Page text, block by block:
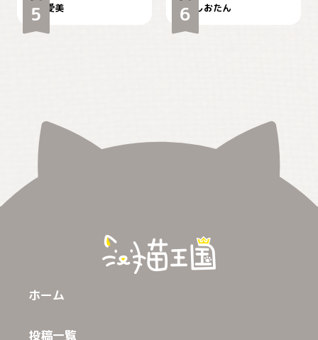
爱美 しおたん
ホーム
投稿一覧